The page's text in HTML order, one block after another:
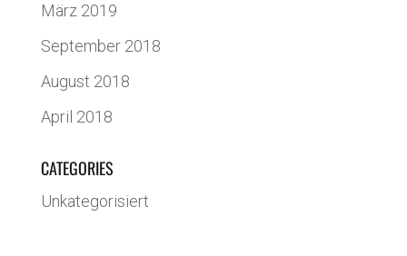
März 2019
September 2018
August 2018
April 2018
CATEGORIES
Unkategorisiert